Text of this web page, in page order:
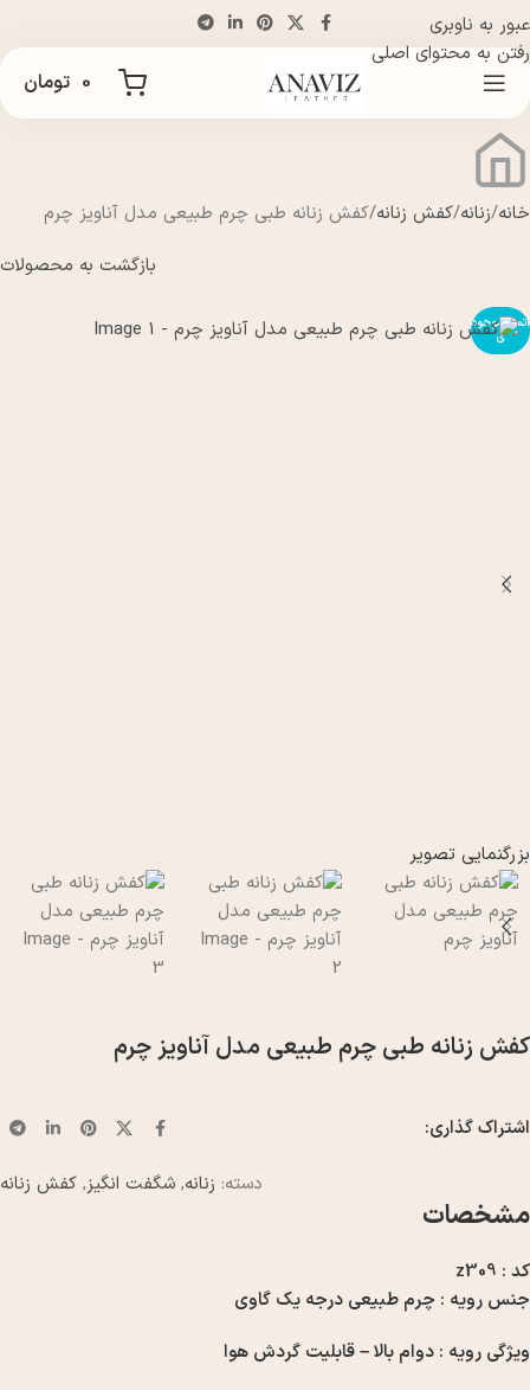
عبور به ناوبری
رفتن به محتوای اصلی
0 تومان
خانه زنانه کفش زنانه کفش زنانه طبی چرم طبیعی مدل آناویز چرم
بازگشت به محصولات
اتمام موجود
ی
بزرگنمایی تصویر
کفش زنانه طبی چرم طبیعی مدل آناویز چرم
اشتراک گذاری:
دسته: زنانه, شگفت انگیز, کفش زنانه
مشخصات
کد : z309
جنس رویه : چرم طبیعی درجه یک گاوی
ویژگی رویه : دوام بالا – قابلیت گردش هوا